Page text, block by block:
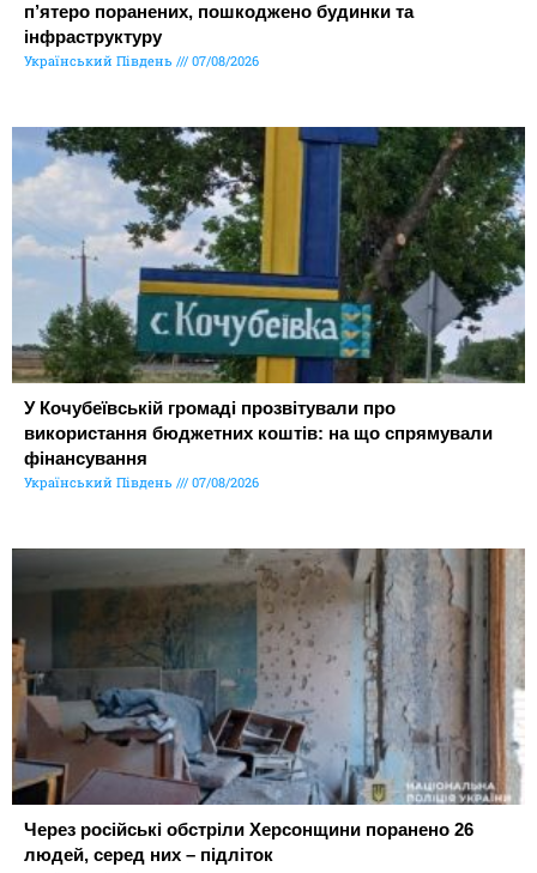
п’ятеро поранених, пошкоджено будинки та
інфраструктуру
Український Південь 07/08/2026
У Кочубеївській громаді прозвітували про
використання бюджетних коштів: на що спрямували
фінансування
Український Південь 07/08/2026
Через російські обстріли Херсонщини поранено 26
людей, серед них – підліток